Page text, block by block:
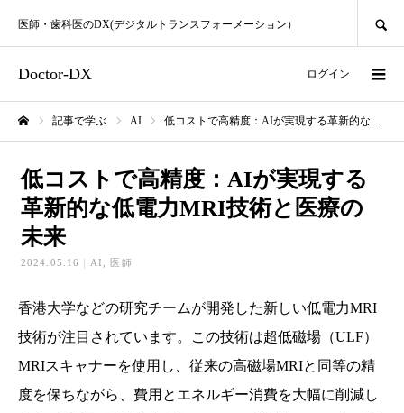
Doctor-DX
医師・歯科医のDX(デジタルトランスフォーメーション）
ログイン
記事で学ぶ AI 低コストで高精度：AIが実現する革新的な低電力MRI技術と医療の未来
低コストで高精度：AIが実現する
革新的な低電力MRI技術と医療の
未来
2024.05.16 AI 医師
香港大学などの研究チームが開発した新しい低電力MRI
技術が注目されています。この技術は超低磁場（ULF）
MRIスキャナーを使用し、従来の高磁場MRIと同等の精
度を保ちながら、費用とエネルギー消費を大幅に削減し